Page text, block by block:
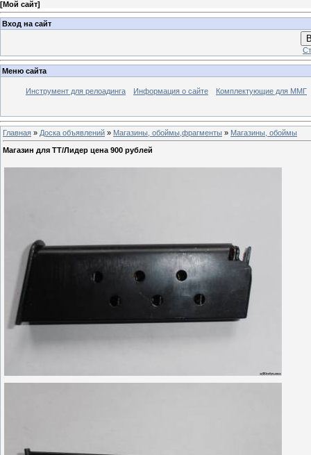
[Мой сайт]
Вход на сайт
Меню сайта
Инструмент для релоадинга Информация о сайте Комплектующие для ММГ
Главная » Доска объявлений » Магазины, обоймы,фрагменты » Магазины, обоймы
Магазин для ТТ/Лидер цена 900 рублей